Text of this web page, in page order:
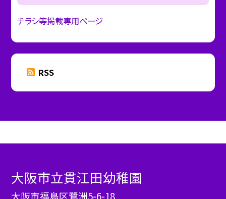
チラシ等掲載専用ページ
RSS
大阪市立貫江田幼稚園
大阪市福島区鷺洲5-6-18